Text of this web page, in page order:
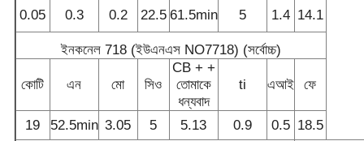
0.05
0.3 0.2 22.5 61.5min 5 1.4 14.1
ইনকনেল 718 (ইউএনএস NO7718) (সর্বোচ্চ)
কোটি এন মো সিও
CB + +
তোমাকে
ধন্যবাদ
ti এআই ফে
19 52.5min 3.05 5 5.13 0.9 0.5 18.5